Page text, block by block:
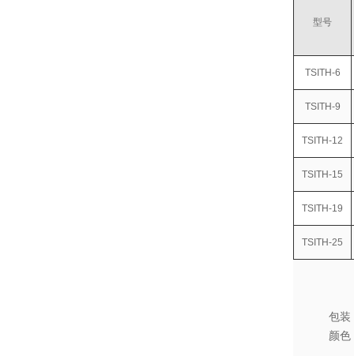
型号
TSITH-6
TSITH-9
TSITH-12
TSITH-15
TSITH-19
TSITH-25
包装
颜色